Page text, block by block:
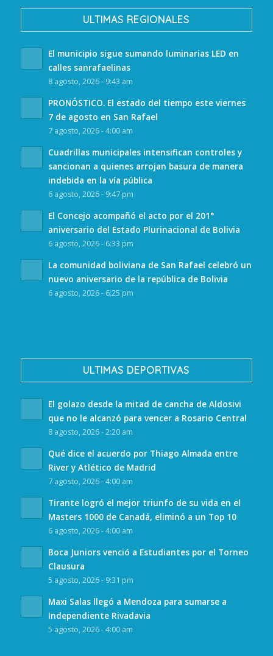
ULTIMAS REGIONALES
El municipio sigue sumando luminarias LED en
calles sanrafaelinas
8 agosto, 2026 - 9:43 am
PRONÓSTICO. El estado del tiempo este viernes
7 de agosto en San Rafael
7 agosto, 2026 - 4:00 am
Cuadrillas municipales intensifican controles y
sancionan a quienes arrojan basura de manera
indebida en la vía pública
6 agosto, 2026 - 9:47 pm
El Concejo acompañó el acto por el 201°
aniversario del Estado Plurinacional de Bolivia
6 agosto, 2026 - 6:33 pm
La comunidad boliviana de San Rafael celebró un
nuevo aniversario de la república de Bolivia
6 agosto, 2026 - 6:25 pm
ULTIMAS DEPORTIVAS
El golazo desde la mitad de cancha de Aldosivi
que no le alcanzó para vencer a Rosario Central
8 agosto, 2026 - 2:20 am
Qué dice el acuerdo por Thiago Almada entre
River y Atlético de Madrid
7 agosto, 2026 - 4:00 am
Tirante logró el mejor triunfo de su vida en el
Masters 1000 de Canadá, eliminó a un Top 10
6 agosto, 2026 - 4:00 am
Boca Juniors venció a Estudiantes por el Torneo
Clausura
5 agosto, 2026 - 9:31 pm
Maxi Salas llegó a Mendoza para sumarse a
Independiente Rivadavia
5 agosto, 2026 - 4:00 am